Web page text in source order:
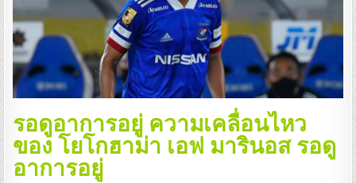
รอดูอาการอยู่ ความเคลื่อนไหว
ของ โยโกฮาม่า เอฟ มารินอสรอดู
อาการอยู่